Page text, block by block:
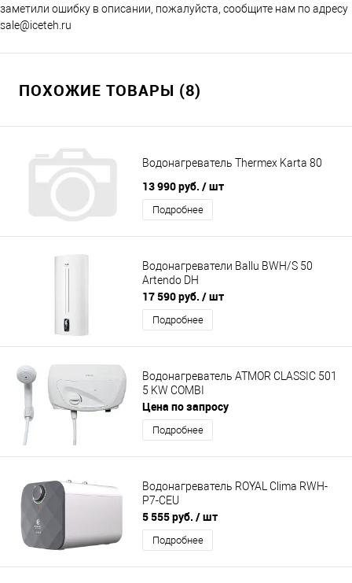
заметили ошибку в описании, пожалуйста, сообщите нам по адресу
sale@iceteh.ru
ПОХОЖИЕ ТОВАРЫ (8)
Водонагреватель Thermex Karta 80
13 990 руб. / шт
Подробнее
Водонагреватели Ballu BWH/S 50
Artendo DH
17 590 руб. / шт
Подробнее
Водонагреватель ATMOR CLASSIC 501
5 KW COMBI
Цена по запросу
Подробнее
Водонагреватель ROYAL Clima RWH-
P7-CEU
5 555 руб. / шт
Подробнее